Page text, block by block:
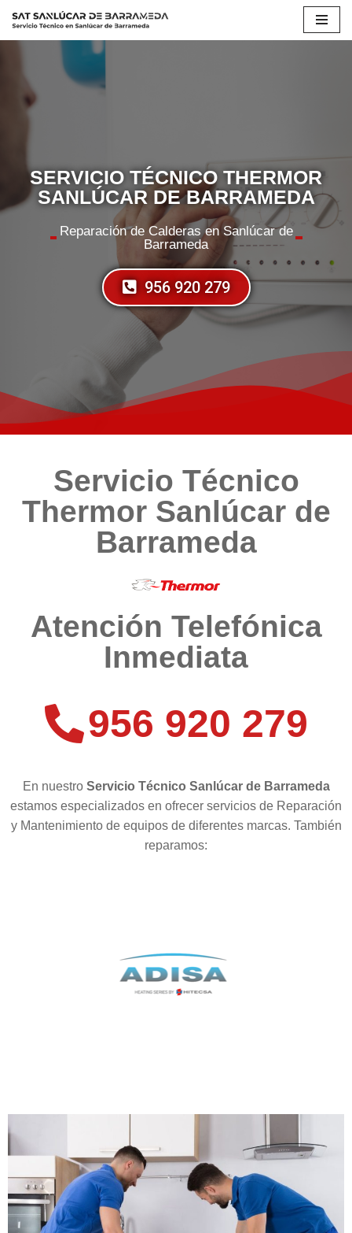
Saltar
contenido
SERVICIO TÉCNICO THERMOR
SANLÚCAR DE BARRAMEDA
Reparación de Calderas en Sanlúcar de
Barrameda
956 920 279
Servicio Técnico
Thermor Sanlúcar de
Barrameda
Atención Telefónica
Inmediata
956 920 279
En nuestro Servicio Técnico Sanlúcar de Barrameda
estamos especializados en ofrecer servicios de Reparación
y Mantenimiento de equipos de diferentes marcas. También
reparamos: